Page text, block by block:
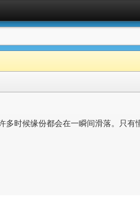
时候缘份都会在一瞬间滑落。只有